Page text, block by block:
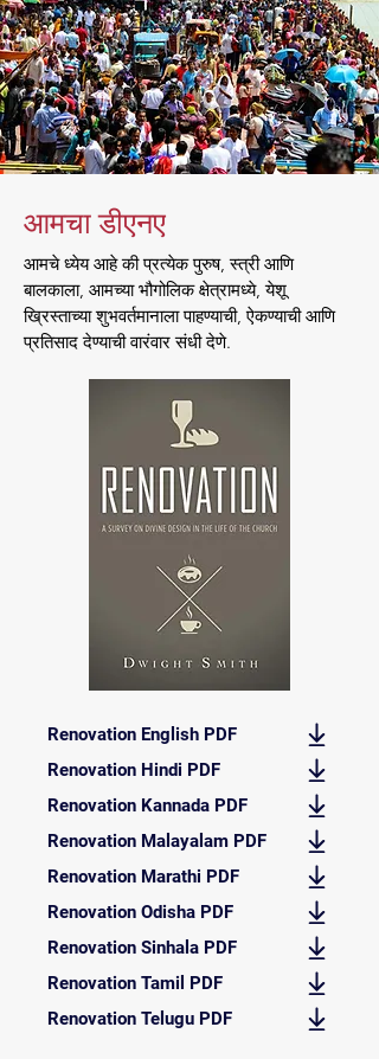
आमचा डीएनए
आमचे ध्येय आहे की प्रत्येक पुरुष, स्त्री आणि
बालकाला, आमच्या भौगोलिक क्षेत्रामध्ये, येशू
ख्रिस्ताच्या शुभवर्तमानाला पाहण्याची, ऐकण्याची आणि
प्रतिसाद देण्याची वारंवार संधी देणे.
Renovation English PDF
Renovation Hindi PDF
Renovation Kannada PDF
Renovation Malayalam PDF
Renovation Marathi PDF
Renovation Odisha PDF
Renovation Sinhala PDF
Renovation Tamil PDF
Renovation Telugu PDF